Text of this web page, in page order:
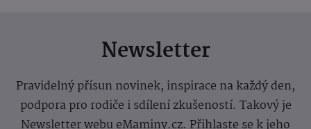
Newsletter
Pravidelný přísun novinek, inspirace na každý den,
podpora pro rodiče i sdílení zkušeností. Takový je